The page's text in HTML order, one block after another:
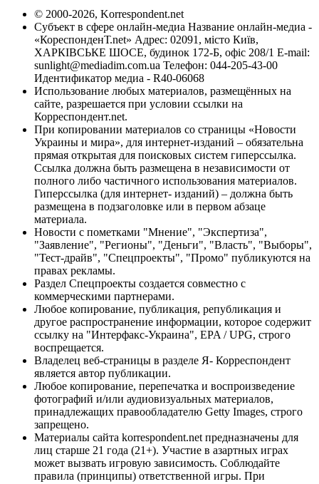
© 2000-2026, Korrespondent.net
Субъект в сфере онлайн-медиа Название онлайн-медиа -
«КореспонденТ.net» Адрес: 02091, місто Київ,
ХАРКІВСЬКЕ ШОСЕ, будинок 172-Б, офіс 208/1 E-mail:
sunlight@mediadim.com.ua Телефон: 044-205-43-00
Идентификатор медиа - R40-06068
Использование любых материалов, размещённых на
сайте, разрешается при условии ссылки на
Корреспондент.net.
При копировании материалов со страницы «Новости
Украины и мира», для интернет-изданий – обязательна
прямая открытая для поисковых систем гиперссылка.
Ссылка должна быть размещена в независимости от
полного либо частичного использования материалов.
Гиперссылка (для интернет- изданий) – должна быть
размещена в подзаголовке или в первом абзаце
материала.
Новости с пометками "Мнение", "Экспертиза",
"Заявление", "Регионы", "Деньги", "Власть", "Выборы",
"Тест-драйв", "Спецпроекты", "Промо" публикуются на
правах рекламы.
Раздел Спецпроекты создается совместно с
коммерческими партнерами.
Любое копирование, публикация, републикация и
другое распространение информации, которое содержит
ссылку на "Интерфакс-Украина", EPA / UPG, строго
воспрещается.
Владелец веб-страницы в разделе Я- Корреспондент
является автор публикации.
Любое копирование, перепечатка и воспроизведение
фотографий и/или аудиовизуальных материалов,
принадлежащих правообладателю Getty Images, строго
запрещено.
Материалы сайта korrespondent.net предназначены для
лиц старше 21 года (21+). Участие в азартных играх
может вызвать игровую зависимость. Соблюдайте
правила (принципы) ответственной игры. При